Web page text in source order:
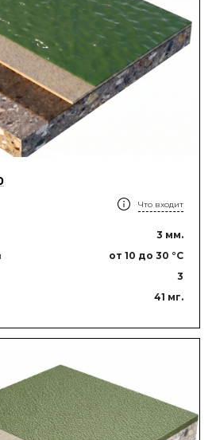
Что входит
3 мм.
от 10 до 30 °C
3
41 мг.